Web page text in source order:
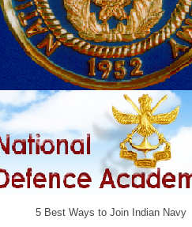
5 Best Ways to Join Indian Navy